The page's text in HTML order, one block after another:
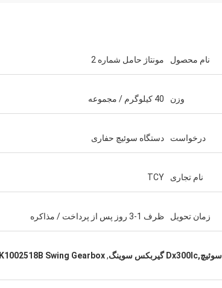
نام محصول مونتاژ حامل شماره 2
وزن 40 کیلوگرم / مجموعه
درخواست دستگاه سوئیچ حفاری
نام تجاری TCY
زمان تحویل ظرف 1-3 روز پس از پرداخت / مذاکره
,
K1002518B Swing Gearbox